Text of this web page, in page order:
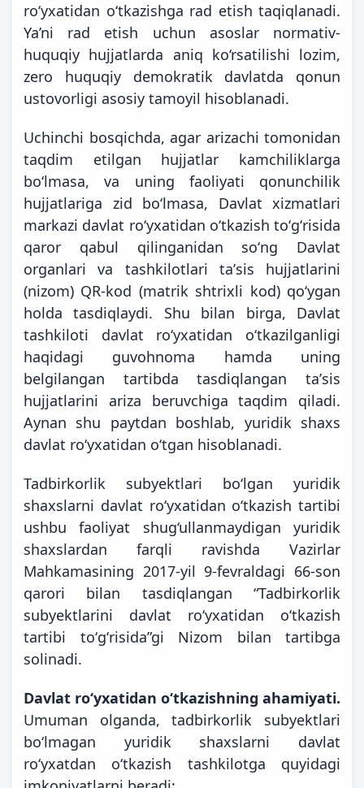
ro‘yxatidan o‘tkazishga rad etish taqiqlanadi.
Ya’ni rad etish uchun asoslar normativ-
huquqiy hujjatlarda aniq ko‘rsatilishi lozim,
zero huquqiy demokratik davlatda qonun
ustovorligi asosiy tamoyil hisoblanadi.
Uchinchi bosqichda, agar arizachi tomonidan
taqdim etilgan hujjatlar kamchiliklarga
bo‘lmasa, va uning faoliyati qonunchilik
hujjatlariga zid bo‘lmasa, Davlat xizmatlari
markazi davlat roʻyxatidan oʻtkazish toʻgʻrisida
qaror qabul qilinganidan soʻng Davlat
organlari va tashkilotlari taʼsis hujjatlarini
(nizom) QR-kod (matrik shtrixli kod) qoʻygan
holda tasdiqlaydi. Shu bilan birga, Davlat
tashkiloti davlat roʻyxatidan oʻtkazilganligi
haqidagi guvohnoma hamda uning
belgilangan tartibda tasdiqlangan taʼsis
hujjatlarini ariza beruvchiga taqdim qiladi.
Aynan shu paytdan boshlab, yuridik shaxs
davlat ro‘yxatidan o‘tgan hisoblanadi.
Tadbirkorlik subyektlari bo‘lgan yuridik
shaxslarni davlat ro‘yxatidan o‘tkazish tartibi
ushbu faoliyat shug‘ullanmaydigan yuridik
shaxslardan farqli ravishda Vazirlar
Mahkamasining 2017-yil 9-fevraldagi 66-son
qarori bilan tasdiqlangan “Tadbirkorlik
subyektlarini davlat roʻyxatidan oʻtkazish
tartibi toʻgʻrisida”gi Nizom bilan tartibga
solinadi.
Davlat ro‘yxatidan o‘tkazishning ahamiyati.
Umuman olganda, tadbirkorlik subyektlari
bo‘lmagan yuridik shaxslarni davlat
ro‘yxatdan o‘tkazish tashkilotga quyidagi